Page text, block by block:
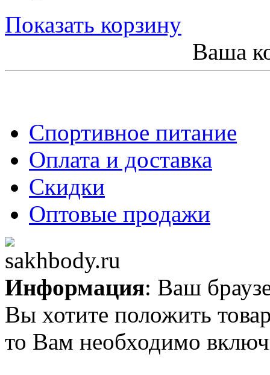
Показать корзину
Ваша
Спортивное питание
Оплата и доставка
Скидки
Оптовые продажи
Информация: Ваш
Вы хотите положить
то Вам необходимо